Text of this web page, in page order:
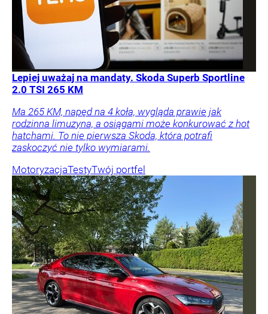
Lepiej uważaj na mandaty. Skoda Superb Sportline
2.0 TSI 265 KM
Ma 265 KM, napęd na 4 koła, wygląda prawie jak
rodzinna limuzyna, a osiągami może konkurować z hot
hatchami. To nie pierwsza Skoda, która potrafi
zaskoczyć nie tylko wymiarami.
MotoryzacjaTestyTwój portfel